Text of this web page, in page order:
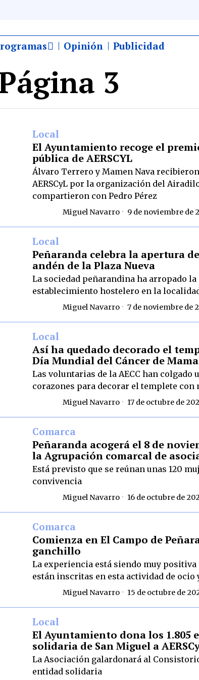
Opinión Publicidad
3
Local
El Ayuntamiento recoge el
pública de AERSCYL
Álvaro Terrero y Mamen Nava
AERSCyL por la organización del
compartieron con Pedro Pérez
Miguel Navarro 9 de noviembre de
Local
Peñaranda celebra la apertura
andén de la Plaza Nueva
La sociedad peñarandina ha arropado
establecimiento hostelero en la
Miguel Navarro 7 de noviembre de
Local
Así ha quedado decorado el
Día Mundial del Cáncer de Mama
Las voluntarias de la AECC han colgado
corazones para decorar el templete con
Miguel Navarro 17 de octubre de
Comarca
Peñaranda acogerá el 8 de
la Agrupación comarcal de
Está previsto que se reúnan unas 120
convivencia
Miguel Navarro 16 de octubre de
Comarca
Comienza en El Campo de
ganchillo
La experiencia está siendo muy positiva
están inscritas en esta actividad de
Miguel Navarro 15 de octubre de
Local
El Ayuntamiento dona los 1.805
solidaria de San Miguel a
La Asociación galardonará al
entidad solidaria